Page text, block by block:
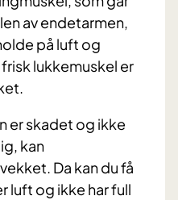
av endetarmen,
på luft og
lukkemuskel er
er skadet og ikke
kan
Da kan du få
luft og ikke har full